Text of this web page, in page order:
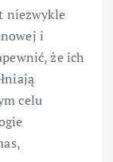
niezwykle
i
że ich
celu